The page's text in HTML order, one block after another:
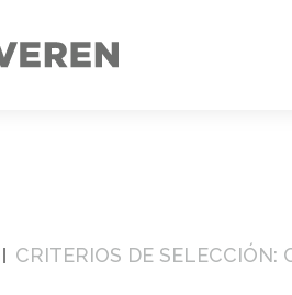
CRITERIOS DE SELECCIÓN: